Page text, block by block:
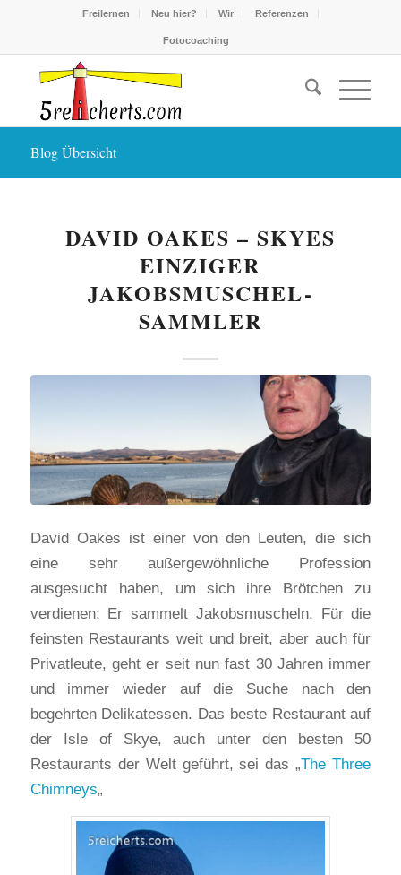
Freilernen Neu hier? Wir Referenzen
Fotocoaching
Blog Übersicht
DAVID OAKES – SKYES
EINZIGER
JAKOBSMUSCHEL-
SAMMLER
David Oakes ist einer von den Leuten, die sich
eine sehr außergewöhnliche Profession
ausgesucht haben, um sich ihre Brötchen zu
verdienen: Er sammelt Jakobsmuscheln. Für die
feinsten Restaurants weit und breit, aber auch für
Privatleute, geht er seit nun fast 30 Jahren immer
und immer wieder auf die Suche nach den
begehrten Delikatessen. Das beste Restaurant auf
der Isle of Skye, auch unter den besten 50
Restaurants der Welt geführt, sei das „The Three
Chimneys„